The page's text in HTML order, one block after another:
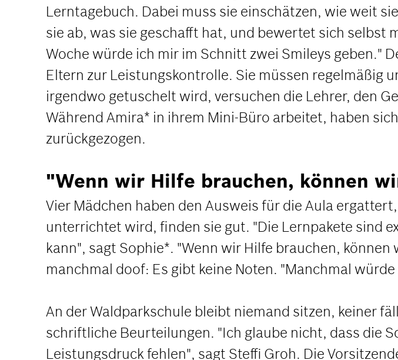
Lerntagebuch. Dabei muss sie einschätzen, wie weit
sie ab, was sie geschafft hat, und bewertet sich selbst
Woche würde ich mir im Schnitt zwei Smileys geben."
Eltern zur Leistungskontrolle. Sie müssen regelmäßig
irgendwo getuschelt wird, versuchen die Lehrer, den
Während Amira* in ihrem Mini-Büro arbeitet, haben
zurückgezogen.
"Wenn wir Hilfe brauchen, können
Vier Mädchen haben den Ausweis für die Aula
unterrichtet wird, finden sie gut. "Die Lernpakete sind
kann", sagt Sophie*. "Wenn wir Hilfe brauchen,
manchmal doof: Es gibt keine Noten. "Manchmal
An der Waldparkschule bleibt niemand sitzen, keiner
schriftliche Beurteilungen. "Ich glaube nicht, dass die
Leistungsdruck fehlen", sagt Steffi Groh. Die